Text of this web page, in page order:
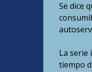
Se dice
La serie
tiempo